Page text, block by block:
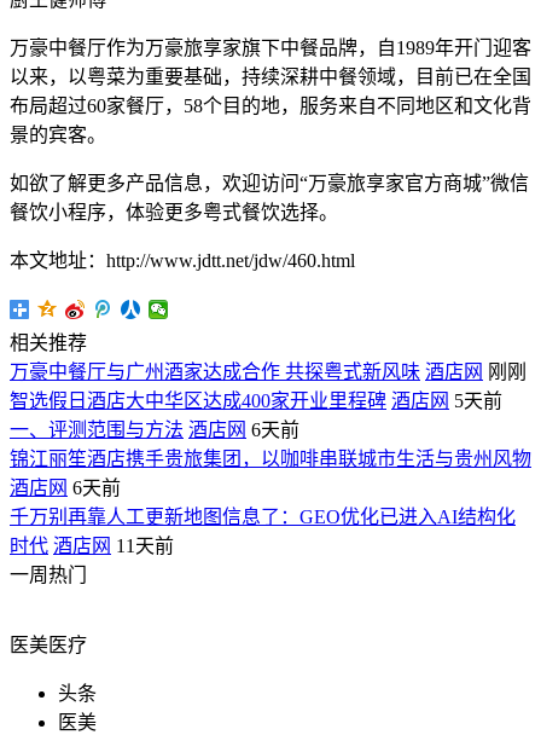
万豪中餐厅作为万豪旅享家旗下中餐品牌，自1989年开门迎客
以来，以粤菜为重要基础，持续深耕中餐领域，目前已在全国
布局超过60家餐厅，58个目的地，服务来自不同地区和文化背
景的宾客。
如欲了解更多产品信息，欢迎访问“万豪旅享家官方商城”微信
餐饮小程序，体验更多粤式餐饮选择。
本文地址：http://www.jdtt.net/jdw/460.html
相关推荐
万豪中餐厅与广州酒家达成合作 共探粤式新风味 酒店网 刚刚
智选假日酒店大中华区达成400家开业里程碑 酒店网 5天前
一、评测范围与方法 酒店网 6天前
锦江丽笙酒店携手贵旅集团，以咖啡串联城市生活与贵州风物
酒店网 6天前
千万别再靠人工更新地图信息了：GEO优化已进入AI结构化
时代 酒店网 11天前
一周热门
医美医疗
头条
医美